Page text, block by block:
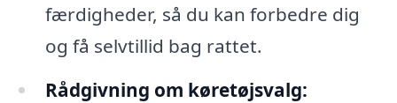
færdigheder, så du kan forbedre dig
og få selvtillid bag rattet.
Rådgivning om køretøjsvalg: